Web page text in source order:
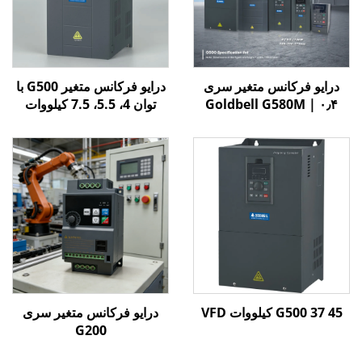
درایو فرکانس متغیر سری
Goldbell G580M | ۰٫۴
کنترل V/F و برداری | درایو
فرکانس متغیر با گواهینامه
CE
درایو فرکانس متغیر G500 با
توان 4، 5.5، 7.5 کیلووات
G500 37 45 کیلووات VFD
درایو فرکانس متغیر سری
G200